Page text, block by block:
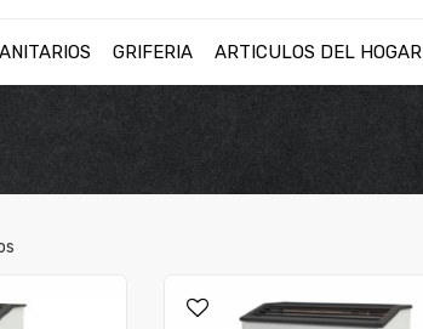
GRIFERIA ARTICULOS DEL HOGAR